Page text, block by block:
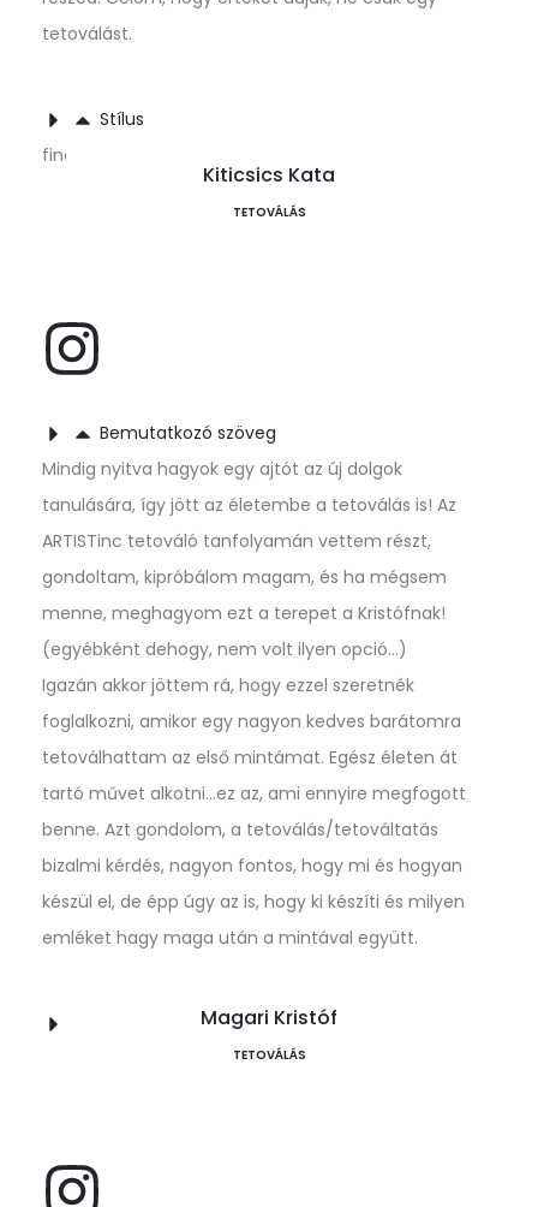
tetoválást.
Stílus
fineline
Kiticsics Kata
TETOVÁLÁS
Bemutatkozó szöveg
Mindig nyitva hagyok egy ajtót az új dolgok
tanulására, így jött az életembe a tetoválás is! Az
ARTISTinc tetováló tanfolyamán vettem részt,
gondoltam, kipróbálom magam, és ha mégsem
menne, meghagyom ezt a terepet a Kristófnak!
(egyébként dehogy, nem volt ilyen opció…)
Igazán akkor jöttem rá, hogy ezzel szeretnék
foglalkozni, amikor egy nagyon kedves barátomra
tetoválhattam az első mintámat. Egész életen át
tartó művet alkotni…ez az, ami ennyire megfogott
benne. Azt gondolom, a tetoválás/tetováltatás
bizalmi kérdés, nagyon fontos, hogy mi és hogyan
készül el, de épp úgy az is, hogy ki készíti és milyen
emléket hagy maga után a mintával együtt.
Magari Kristóf
TETOVÁLÁS